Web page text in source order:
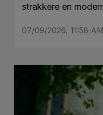
strakkere en
07/09/2026, 11:58 AM